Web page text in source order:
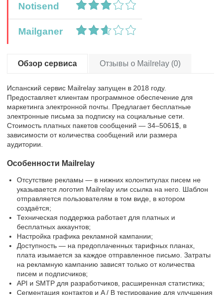
Notisend
Mailganer
Обзор сервиса Отзывы о Mailrelay (0)
Испанский сервис Mailrelay запущен в 2018 году.
Предоставляет клиентам программное обеспечение для
маркетинга электронной почты. Предлагает бесплатные
электронные письма за подписку на социальные сети.
Стоимость платных пакетов сообщений — 34–5061$, в
зависимости от количества сообщений или размера
аудитории.
Особенности Mailrelay
Отсутствие рекламы — в нижних колонтитулах писем не
указывается логотип Mailrelay или ссылка на него. Шаблон
отправляется пользователям в том виде, в котором
создаётся;
Техническая поддержка работает для платных и
бесплатных аккаунтов;
Настройка графика рекламной кампании;
Доступность — на предоплаченных тарифных планах,
плата изымается за каждое отправленное письмо. Затраты
на рекламную кампанию зависят только от количества
писем и подписчиков;
API и SMTP для разработчиков, расширенная статистика;
Сегментация контактов и A / B тестирование для улучшения